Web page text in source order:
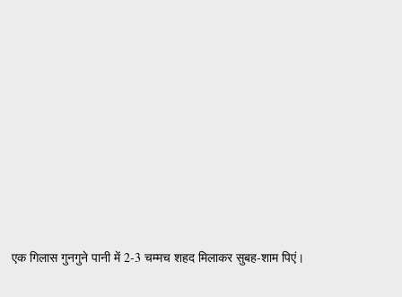
एक गिलास गुनगुने पानी में 2-3 चम्मच शहद मिलाकर सुबह-शाम पिएं।